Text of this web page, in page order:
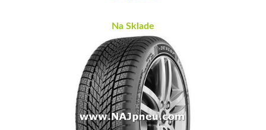
Na Sklade